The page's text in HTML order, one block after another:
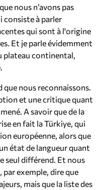
nous n’avons pas
consiste à parler
qui sont à l'origine
Et je parle évidemment
plateau continental,
que nous reconnaissons.
et une critique quant
A savoir que de la
en fait la Türkiye, qui
européenne, alors que
état de langueur quant
seul différend. Et nous
par exemple, dire que
mais que la liste des